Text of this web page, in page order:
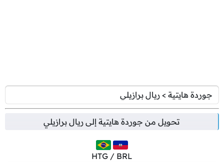
تحويل من جوردة هايتية إلى ريال برازيلي
HTG / BRL